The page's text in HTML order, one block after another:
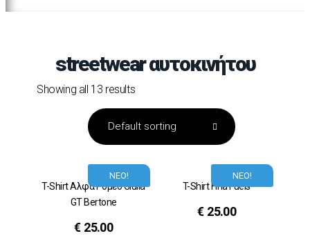
streetwear αυτοκινήτου
Showing all 13 results
ΝΕΟ!
T-Shirt Αλφα Ρομεο Giulia
GT Bertone
€ 25.00
ΝΕΟ!
T-Shirt Fina Fuels
€ 25.00